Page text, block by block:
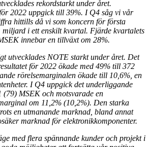
rekordstarkt under året.
2022 uppgick till 39%. I Q4 såg vi vår
hittills då vi som koncern för första
miljard i ett enskilt kvartal. Fjärde kvartalets
innebar en tillväxt om 28%.
utvecklades NOTE starkt under året. Det
för 2022 ökade med 49% till 372
rörelsemarginalen ökade till 10,6%, en
I Q4 uppgick det underliggande
(79) MSEK och motsvarade en
om 11,2% (10,2%). Den starka
en utmanande marknad, bland annat
marknad för elektronikkomponenter.
med flera spännande kunder och projekt i